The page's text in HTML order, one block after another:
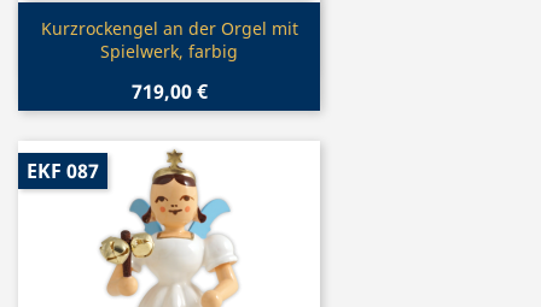
Vorschau
Kurzrockengel an der Orgel mit
Spielwerk, farbig
719,00 €
EKF 087